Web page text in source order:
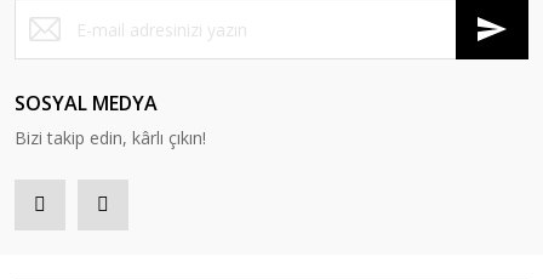
SOSYAL MEDYA
Bizi takip edin, kârlı çıkın!